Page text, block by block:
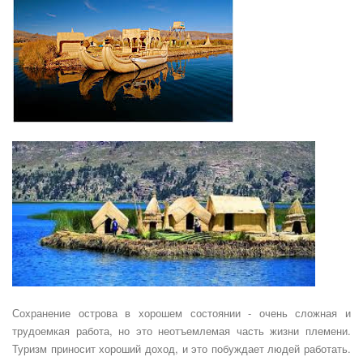
Сохранение острова в хорошем состоянии - очень сложная и
трудоемкая работа, но это неотъемлемая часть жизни племени.
Туризм приносит хороший доход, и это побуждает людей работать.